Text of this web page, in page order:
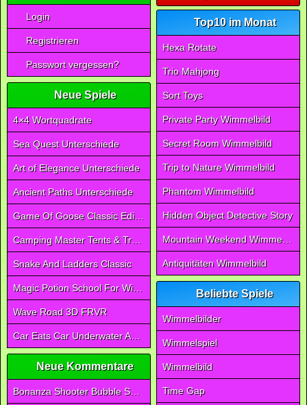
Login
Registrieren
Passwort vergessen?
Neue Spiele
4×4 Wortquadrate
Sea Quest Unterschiede
Art of Elegance Unterschiede
Ancient Paths Unterschiede
Game Of Goose Classic Edition
Camping Master Tents & Trees
Snake And Ladders Classic
Magic Potion School For Witch
Wave Road 3D FRVR
Car Eats Car Underwater Adventure FRVR
Neue Kommentare
Bonanza Shooter Bubble Snap
Top10 im Monat
Hexa Rotate
Trio Mahjong
Sort Toys
Private Party Wimmelbild
Secret Room Wimmelbild
Trip to Nature Wimmelbild
Phantom Wimmelbild
Hidden Object Detective Story
Mountain Weekend Wimmelbild
Antiquitäten Wimmelbild
Beliebte Spiele
Wimmelbilder
Wimmelspiel
Wimmelbild
Time Gap